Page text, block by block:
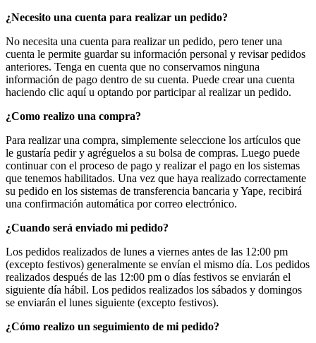
¿Necesito una cuenta para realizar un pedido?
No necesita una cuenta para realizar un pedido, pero tener una
cuenta le permite guardar su información personal y revisar pedidos
anteriores. Tenga en cuenta que no conservamos ninguna
información de pago dentro de su cuenta. Puede crear una cuenta
haciendo clic aquí u optando por participar al realizar un pedido.
¿Como realizo una compra?
Para realizar una compra, simplemente seleccione los artículos que
le gustaría pedir y agréguelos a su bolsa de compras. Luego puede
continuar con el proceso de pago y realizar el pago en los sistemas
que tenemos habilitados. Una vez que haya realizado correctamente
su pedido en los sistemas de transferencia bancaria y Yape, recibirá
una confirmación automática por correo electrónico.
¿Cuando será enviado mi pedido?
Los pedidos realizados de lunes a viernes antes de las 12:00 pm
(excepto festivos) generalmente se envían el mismo día. Los pedidos
realizados después de las 12:00 pm o días festivos se enviarán el
siguiente día hábil. Los pedidos realizados los sábados y domingos
se enviarán el lunes siguiente (excepto festivos).
¿Cómo realizo un seguimiento de mi pedido?